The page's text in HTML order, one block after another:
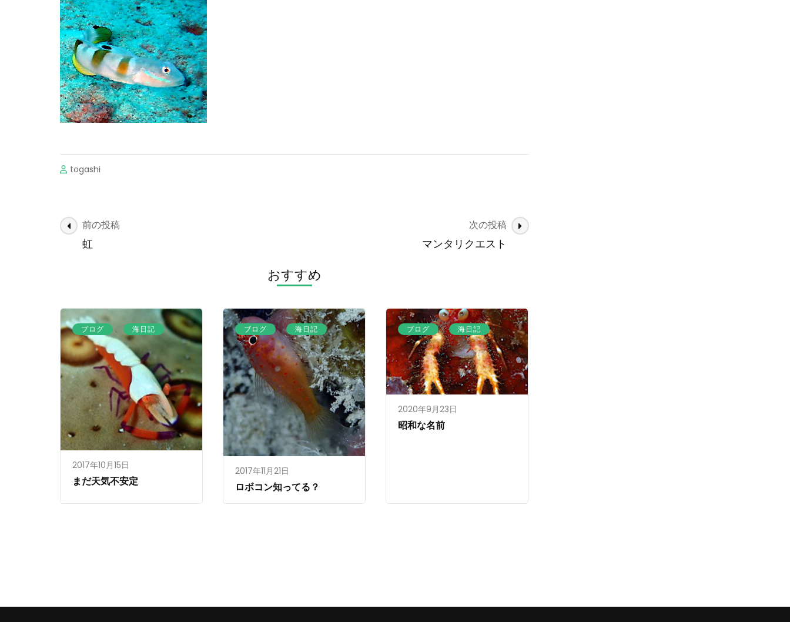
togashi
投
稿
ー
シ
ョ
ン
前の投稿
虹
次の投稿
マンタリクエスト
おすすめ
ブログ 、 海日記
2017年10月15日
まだ天気不安定
ブログ 、 海日記
2017年11月21日
ロボコン知ってる？
ブログ 、 海日記
2020年9月23日
昭和な名前